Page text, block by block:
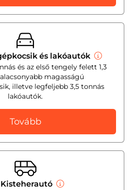
és lakóautók
és az első tengely felett 1,3
magasságú
illetve legfeljebb 3,5 tonnás
lakóautók.
Tovább
Kisteherautó